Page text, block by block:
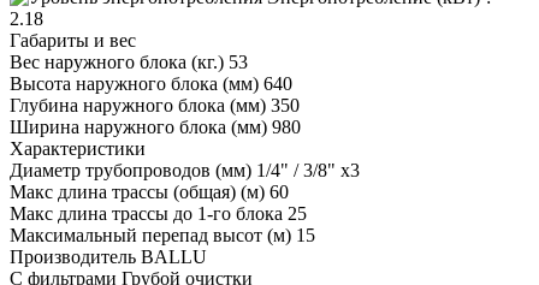
2.18
Габариты и вес
Вес наружного блока (кг.) 53
Высота наружного блока (мм) 640
Глубина наружного блока (мм) 350
Ширина наружного блока (мм) 980
Характеристики
Диаметр трубопроводов (мм) 1/4" / 3/8" x3
Макс длина трассы (общая) (м) 60
Макс длина трассы до 1-го блока 25
Максимальный перепад высот (м) 15
Производитель BALLU
С фильтрами Грубой очистки